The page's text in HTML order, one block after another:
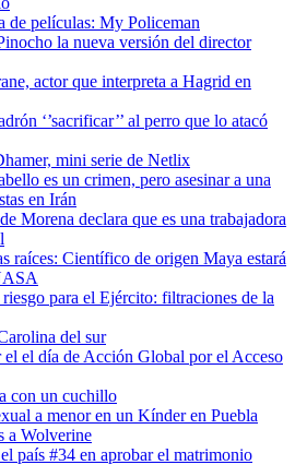
de películas: My Policeman
la nueva versión del director
actor que interpreta a Hagrid en
‘’sacrificar’’ al perro que lo atacó
mini serie de Netlix
es un crimen, pero asesinar a una
en Irán
Morena declara que es una trabajadora
raíces: Científico de origen Maya estará
para el Ejército: filtraciones de la
del sur
el el día de Acción Global por el Acceso
con un cuchillo
a menor en un Kínder en Puebla
a Wolverine
país #34 en aprobar el matrimonio